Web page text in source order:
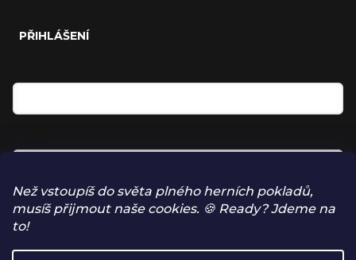
Než vstoupíš do světa plného herních pokladů,
musíš přijmout naše cookies. 🍪 Ready? Jdeme na
to!
PŘIHLÁŠENÍ
Přihlásit se